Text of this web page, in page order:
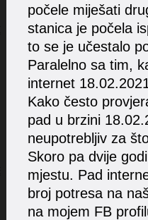
počele miješati
stanica je počela
to se je učestalo
Paralelno sa tim,
internet
Kako često
pad u brzini
neupotrebljiv za
Skoro pa dvije
mjestu. Pad
broj potresa na
na mojem FB